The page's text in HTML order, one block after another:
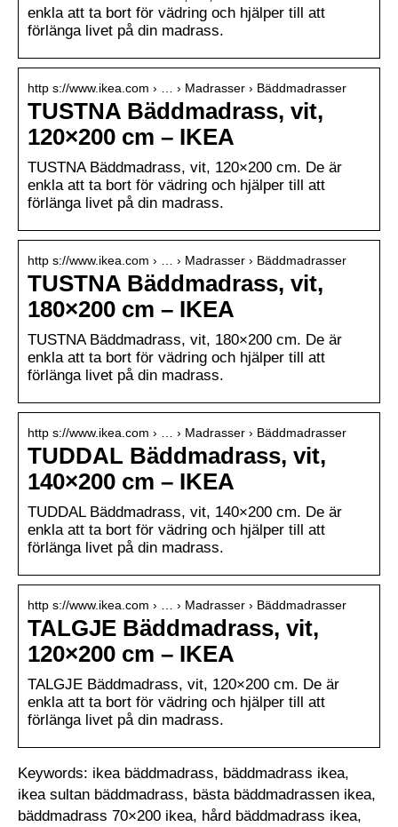
enkla att ta bort för vädring och hjälper till att
förlänga livet på din madrass.
http s://www.ikea.com › … › Madrasser › Bäddmadrasser
TUSTNA Bäddmadrass, vit,
120×200 cm – IKEA
TUSTNA Bäddmadrass, vit, 120×200 cm. De är
enkla att ta bort för vädring och hjälper till att
förlänga livet på din madrass.
http s://www.ikea.com › … › Madrasser › Bäddmadrasser
TUSTNA Bäddmadrass, vit,
180×200 cm – IKEA
TUSTNA Bäddmadrass, vit, 180×200 cm. De är
enkla att ta bort för vädring och hjälper till att
förlänga livet på din madrass.
http s://www.ikea.com › … › Madrasser › Bäddmadrasser
TUDDAL Bäddmadrass, vit,
140×200 cm – IKEA
TUDDAL Bäddmadrass, vit, 140×200 cm. De är
enkla att ta bort för vädring och hjälper till att
förlänga livet på din madrass.
http s://www.ikea.com › … › Madrasser › Bäddmadrasser
TALGJE Bäddmadrass, vit,
120×200 cm – IKEA
TALGJE Bäddmadrass, vit, 120×200 cm. De är
enkla att ta bort för vädring och hjälper till att
förlänga livet på din madrass.
Keywords: ikea bäddmadrass, bäddmadrass ikea,
ikea sultan bäddmadrass, bästa bäddmadrassen ikea,
bäddmadrass 70×200 ikea, hård bäddmadrass ikea,